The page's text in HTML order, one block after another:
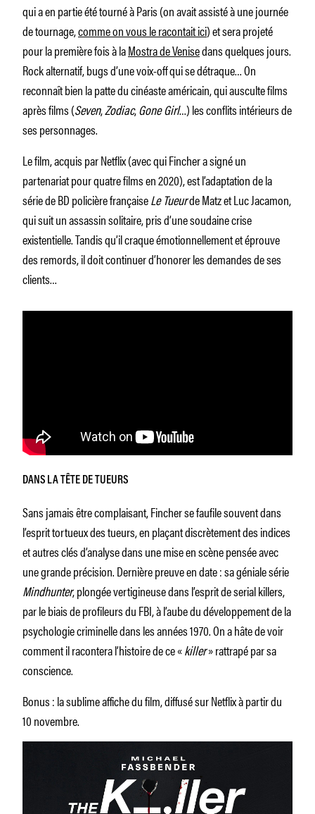
qui a en partie été tourné à Paris (on avait assisté à une journée
de tournage,comme on vous le racontait ici) et sera projeté
pour la première fois à laMostra de Venisedans quelques jours.
Rock alternatif, bugs d’une voix-off qui se détraque… On
reconnaît bien la patte du cinéaste américain, qui ausculte films
après films (Seven,Zodiac,Gone Girl…) les conflits intérieurs de
ses personnages.
Le film, acquis par Netflix (avec qui Fincher a signé un
partenariat pour quatre films en 2020), est l’adaptation de la
série de BD policière françaiseLe Tueurde Matz et Luc Jacamon,
qui suit un assassin solitaire, pris d’une soudaine crise
existentielle. Tandis qu’il craque émotionnellement et éprouve
des remords, il doit continuer d’honorer les demandes de ses
clients…
DANS LA TÊTE DE TUEURS
Sans jamais être complaisant, Fincher se faufile souvent dans
l’esprit tortueux des tueurs, en plaçant discrètement des indices
et autres clés d’analyse dans une mise en scène pensée avec
une grande précision. Dernière preuve en date : sa géniale série
Mindhunter, plongée vertigineuse dans l’esprit de serial killers,
par le biais de profileurs du FBI, à l’aube du développement de la
psychologie criminelle dans les années 1970. On a hâte de voir
comment il racontera l’histoire de ce «killer» rattrapé par sa
conscience.
Bonus : la sublime affiche du film, diffusé sur Netflix à partir du
10 novembre.